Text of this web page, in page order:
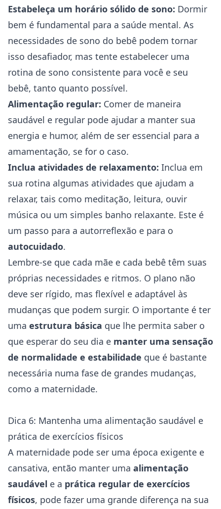
Estabeleça um horário sólido de sono: Dormir
bem é fundamental para a saúde mental. As
necessidades de sono do bebê podem tornar
isso desafiador, mas tente estabelecer uma
rotina de sono consistente para você e seu
bebê, tanto quanto possível.
Alimentação regular: Comer de maneira
saudável e regular pode ajudar a manter sua
energia e humor, além de ser essencial para a
amamentação, se for o caso.
Inclua atividades de relaxamento: Inclua em
sua rotina algumas atividades que ajudam a
relaxar, tais como meditação, leitura, ouvir
música ou um simples banho relaxante. Este é
um passo para a autorreflexão e para o
autocuidado.
Lembre-se que cada mãe e cada bebê têm suas
próprias necessidades e ritmos. O plano não
deve ser rígido, mas flexível e adaptável às
mudanças que podem surgir. O importante é ter
uma estrutura básica que lhe permita saber o
que esperar do seu dia e manter uma sensação
de normalidade e estabilidade que é bastante
necessária numa fase de grandes mudanças,
como a maternidade.
Dica 6: Mantenha uma alimentação saudável e
prática de exercícios físicos
A maternidade pode ser uma época exigente e
cansativa, então manter uma alimentação
saudável e a prática regular de exercícios
físicos, pode fazer uma grande diferença na sua